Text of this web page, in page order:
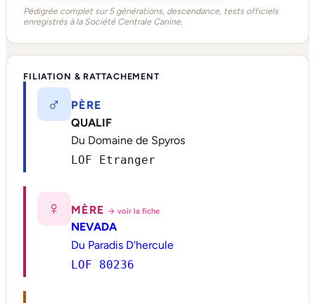
Pédigrée complet sur 5 générations, descendance, tests officiels
enregistrés à la Société Centrale Canine.
FILIATION & RATTACHEMENT
♂
PÈRE
QUALIF
Du Domaine de Spyros
LOF Etranger
♀ MÈRE → voir la fiche
NEVADA
Du Paradis D'hercule
LOF 80236